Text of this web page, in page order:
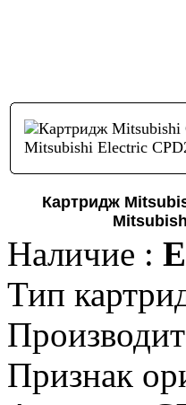
Картридж
Наличие :
Тип
Признак